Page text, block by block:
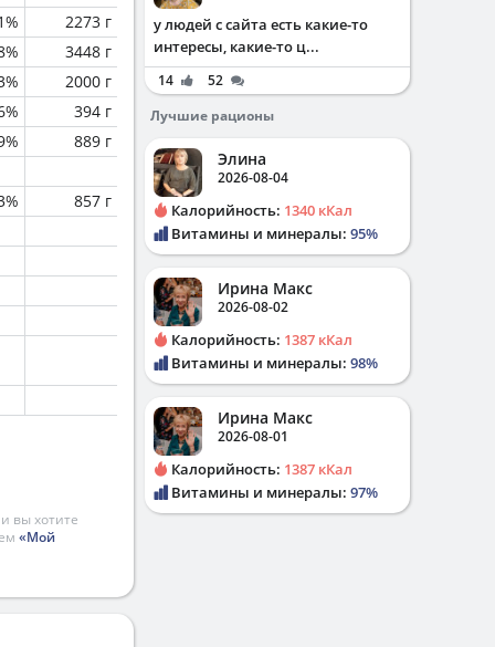
2273 г
3448 г
2000 г
394 г
889 г
857 г
вы хотите
«Мой
у людей с сайта есть какие-то
интересы, какие-то ц...
14
52
Лучшие рационы
Элина
2026-08-04
Калорийность: 1340 кКал
Витамины и минералы: 95%
Ирина Макс
2026-08-02
Калорийность: 1387 кКал
Витамины и минералы: 98%
Ирина Макс
2026-08-01
Калорийность: 1387 кКал
Витамины и минералы: 97%